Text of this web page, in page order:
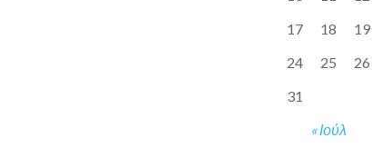
« Ιούλ
17
18 19
24
25 26
31